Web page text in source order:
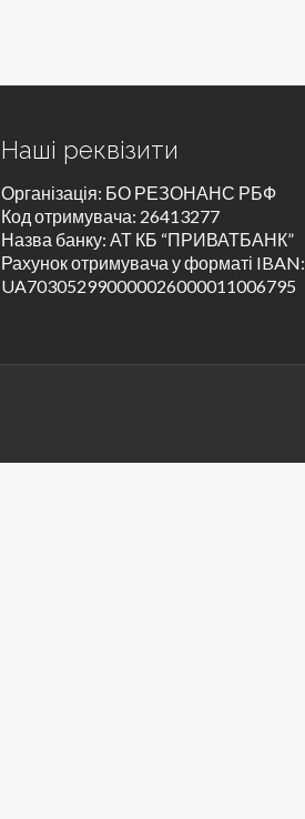
Наші реквізити
Організація: БО РЕЗОНАНС РБФ
Код отримувача: 26413277
Назва банку: АТ КБ “ПРИВАТБАНК”
Рахунок отримувача у форматі IBAN:
UA703052990000026000011006795